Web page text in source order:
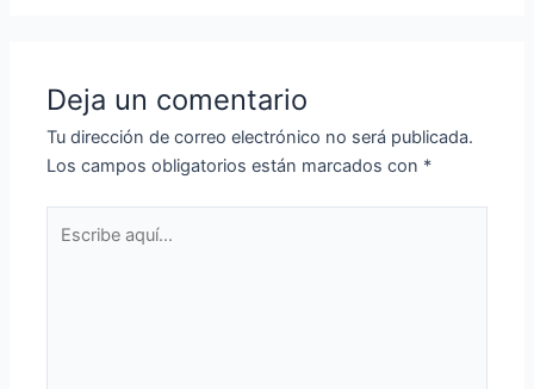
Deja un comentario
Tu dirección de correo electrónico no será publicada.
Los campos obligatorios están marcados con *
aquí...